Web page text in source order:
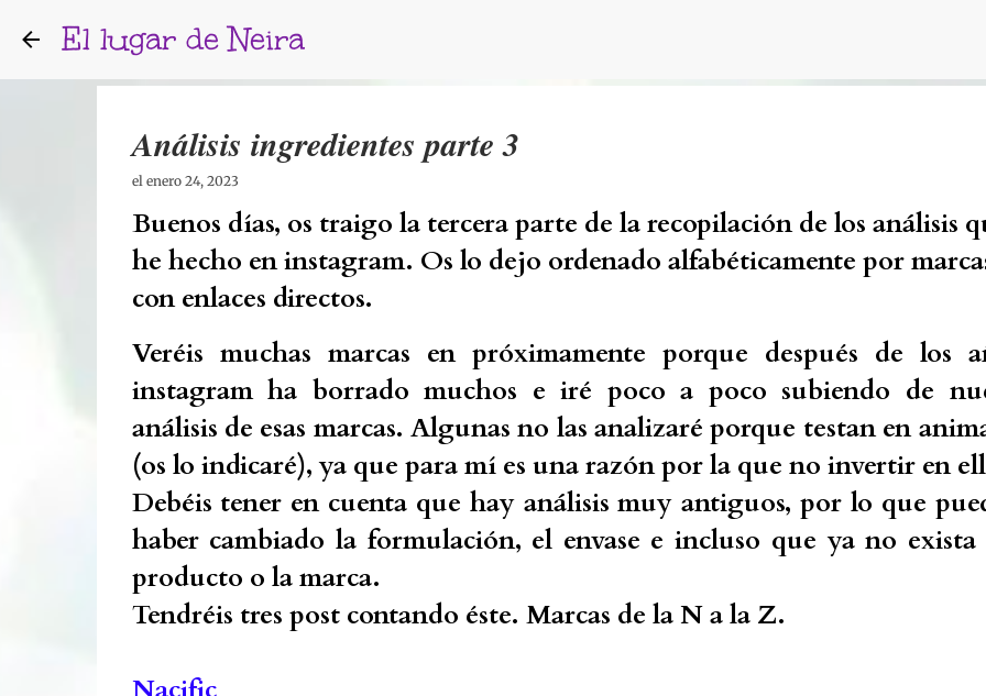
El lugar de Neira
Análisis ingredientes parte 3
el enero 24, 2023
Buenos días, os traigo la tercera parte de la recopilación de los análisis
he hecho en instagram. Os lo dejo ordenado alfabéticamente por
con enlaces directos.
Veréis muchas marcas en próximamente porque después de los
instagram ha borrado muchos e iré poco a poco subiendo de
análisis de esas marcas. Algunas no las analizaré porque testan en
(os lo indicaré), ya que para mí es una razón por la que no invertir en
Debéis tener en cuenta que hay análisis muy antiguos, por lo que
haber cambiado la formulación, el envase e incluso que ya no exista
producto o la marca.
Tendréis tres post contando éste. Marcas de la N a la Z.